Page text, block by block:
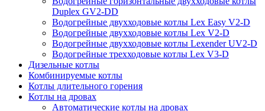
Duplex GV2-DD
Водогрейные двухходовые котлы Lex Easy V2-D
Водогрейные двухходовые котлы Lex V2-D
Водогрейные двухходовые котлы Lexender UV2-D
Водогрейные трехходовые котлы Lex V3-D
Дизельные котлы
Комбинируемые котлы
Котлы длительного горения
Котлы на дровах
Автоматические котлы на дровах